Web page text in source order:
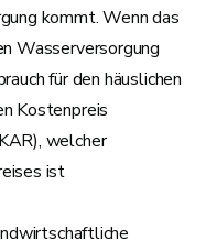
kommt. Wenn das
Wasserversorgung
für den häuslichen
Kostenpreis
welcher
ist